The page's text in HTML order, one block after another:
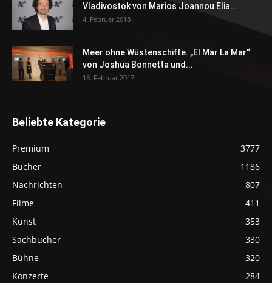
Vladivostok von Marios Joannou Elia...
4. Februar 2018
Meer ohne Wüstenschiffe. „El Mar La Mar“
von Joshua Bonnetta und...
18. Februar 2017
Beliebte Kategorie
Premium
3777
Bücher
1186
Nachrichten
807
Filme
411
Kunst
353
Sachbücher
330
Bühne
320
Konzerte
284